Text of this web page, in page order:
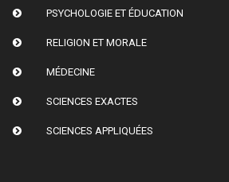
PSYCHOLOGIE ET ÉDUCATION
RELIGION ET MORALE
MÉDECINE
SCIENCES EXACTES
SCIENCES APPLIQUÉES